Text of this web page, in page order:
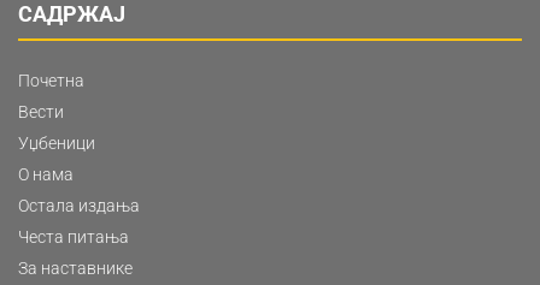
САДРЖАЈ
Почетна
Вести
Уџбеници
О нама
Остала издања
Честа питања
За наставнике